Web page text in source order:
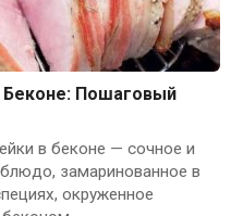
Беконе: Пошаговый
в беконе — сочное и
замаринованное в
окруженное